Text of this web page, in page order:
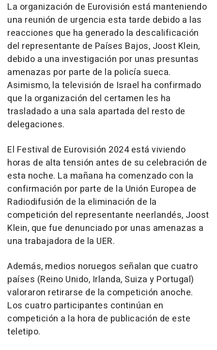
La organización de Eurovisión está manteniendo
una reunión de urgencia esta tarde debido a las
reacciones que ha generado la descalificación
del representante de Países Bajos, Joost Klein,
debido a una investigación por unas presuntas
amenazas por parte de la policía sueca.
Asimismo, la televisión de Israel ha confirmado
que la organización del certamen les ha
trasladado a una sala apartada del resto de
delegaciones.
El Festival de Eurovisión 2024 está viviendo
horas de alta tensión antes de su celebración de
esta noche. La mañana ha comenzado con la
confirmación por parte de la Unión Europea de
Radiodifusión de la eliminación de la
competición del representante neerlandés, Joost
Klein, que fue denunciado por unas amenazas a
una trabajadora de la UER.
Además, medios noruegos señalan que cuatro
países (Reino Unido, Irlanda, Suiza y Portugal)
valoraron retirarse de la competición anoche.
Los cuatro participantes continúan en
competición a la hora de publicación de este
teletipo.